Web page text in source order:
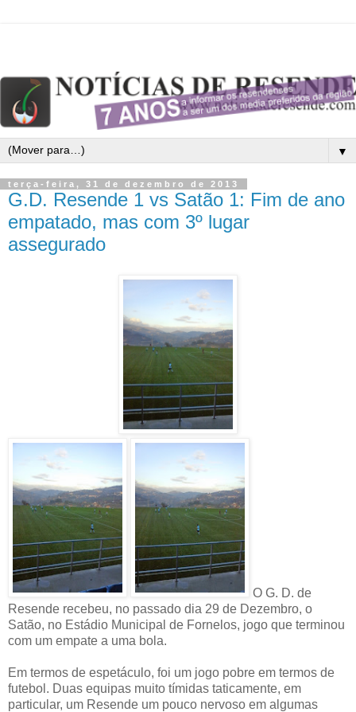
▼
terça-feira, 31 de dezembro de 2013
G.D. Resende 1 vs Satão 1: Fim de ano
empatado, mas com 3º lugar
assegurado
O G. D. de
Resende recebeu, no passado dia 29 de Dezembro, o
Satão, no Estádio Municipal de Fornelos, jogo que terminou
com um empate a uma bola.
Em termos de espetáculo, foi um jogo pobre em termos de
futebol. Duas equipas muito tímidas taticamente, em
particular, um Resende um pouco nervoso em algumas